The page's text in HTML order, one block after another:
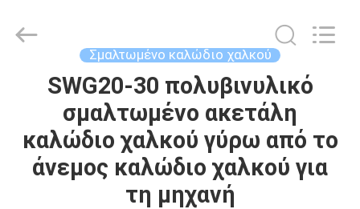
ΣΠΊΤΙ
ΠΡΟΪΌΝΤΑ
ΒΊΝΤΕΟ
Material
Co,.Ltd.
Σμαλτωμένο καλώδιο χαλκού
SWG20-30 πολυβινυλικό
σμαλτωμένο ακετάλη
καλώδιο χαλκού γύρω από το
άνεμος καλώδιο χαλκού για
τη μηχανή